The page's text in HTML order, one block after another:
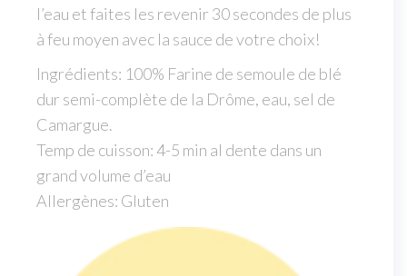
l’eau et faites les revenir 30 secondes de plus
à feu moyen avec la sauce de votre choix!
Ingrédients: 100% Farine de semoule de blé
dur semi-complète de la Drôme, eau, sel de
Camargue.
Temp de cuisson: 4-5 min al dente dans un
grand volume d’eau
Allergènes: Gluten